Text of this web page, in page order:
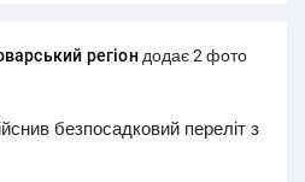
регіон додає 2 фото
безпосадковий переліт з